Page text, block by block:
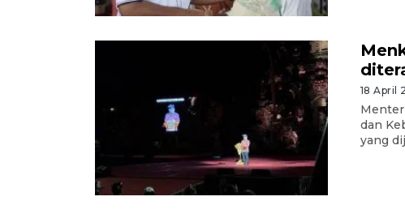
18 April
dan
yang